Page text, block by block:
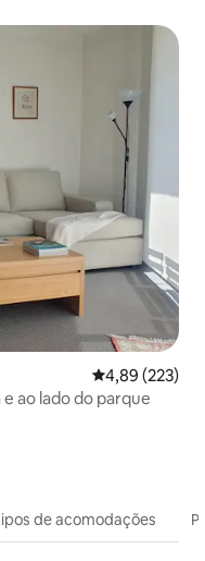
4,89 de uma
4,89 (223)
ao lado do parque
de acomodações